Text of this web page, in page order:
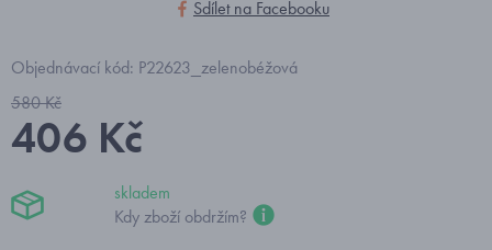
Sdílet na Facebooku
Objednávací kód: P22623_zelenobéžová
580 Kč
406 Kč
skladem
Kdy zboží obdržím?